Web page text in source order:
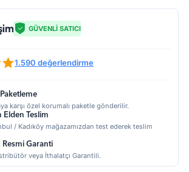
GÜVENLİ SATICI
1.590 değerlendirme
karşı özel korumalı paketle gönderilir.
Elden Teslim
/ Kadıköy mağazamızdan test ederek teslim
Garanti
veya İthalatçı Garantili.